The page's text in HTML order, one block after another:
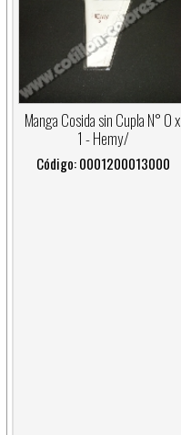
Manga Cosida sin Cupla N° 0 x
1 - Hemy/
Código: 0001200013000